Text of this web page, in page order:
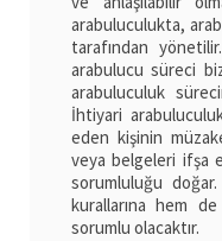
arabuluculukta,
tarafından
arabulucu süreci
arabuluculuk
İhtiyari
eden kişinin
veya belgeleri ifşa
sorumluluğu
kurallarına hem de
sorumlu olacaktır.